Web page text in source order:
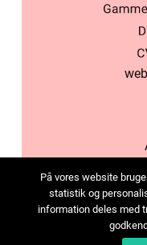
På vores website
statistik og
information deles med